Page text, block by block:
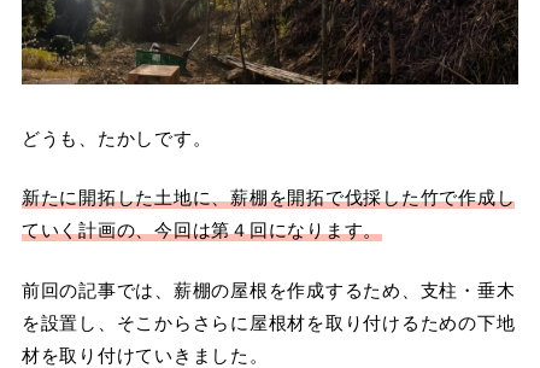
どうも、たかしです。
新たに開拓した土地に、薪棚を開拓で伐採した竹で作成し
ていく計画の、今回は第４回になります。
前回の記事では、薪棚の屋根を作成するため、支柱・垂木
を設置し、そこからさらに屋根材を取り付けるための下地
材を取り付けていきました。